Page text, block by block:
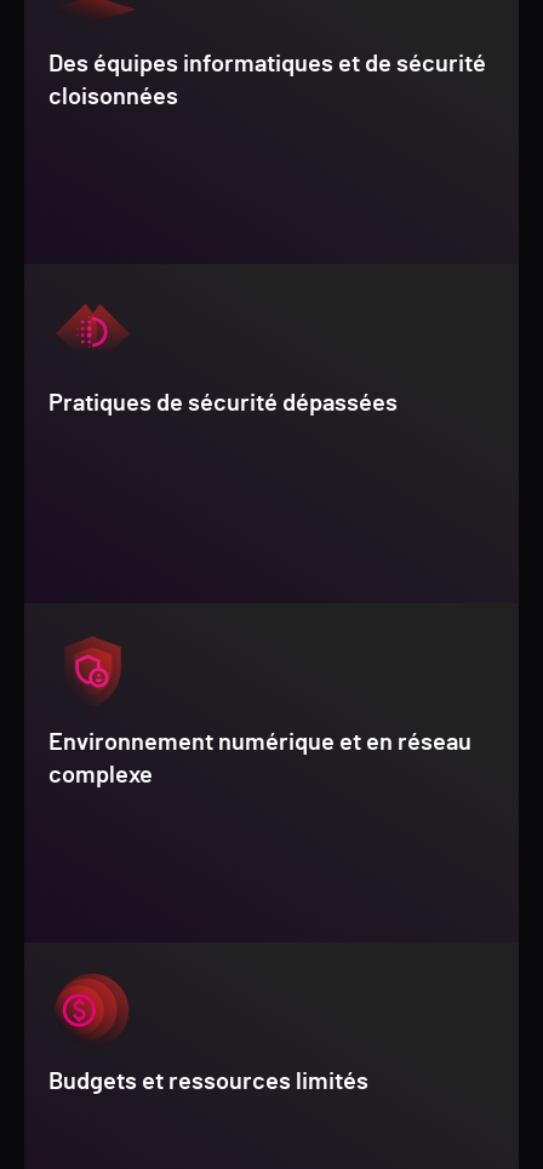
Des équipes informatiques et de sécurité
cloisonnées
Pratiques de sécurité dépassées
Environnement numérique et en réseau
complexe
Budgets et ressources limités